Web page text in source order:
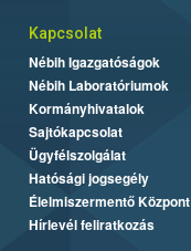
Kapcsolat
Nébih Igazgatóságok
Nébih Laboratóriumok
Kormányhivatalok
Sajtókapcsolat
Ügyfélszolgálat
Hatósági jogsegély
Élelmiszermentő Központ
Hírlevél feliratkozás